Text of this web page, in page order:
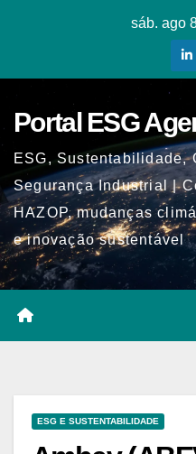
sáb. ago
Portal ESG
ESG, Sustentabilidade,
Segurança Industrial |
HAZOP, mudanças
e inovação sustentável
ESG E SUSTENTABILIDADE